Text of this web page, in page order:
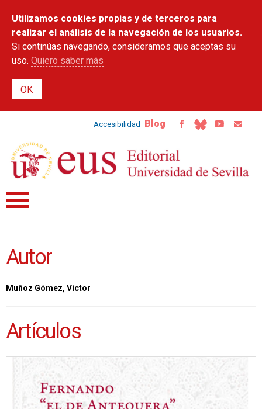
contenido
principal
Utilizamos cookies propias y de terceros para
realizar el análisis de la navegación de los usuarios.
Si continúas navegando, consideramos que aceptas su
uso. Quiero saber más
Accesibilidad Blog
Autor
Muñoz Gómez, Víctor
Artículos